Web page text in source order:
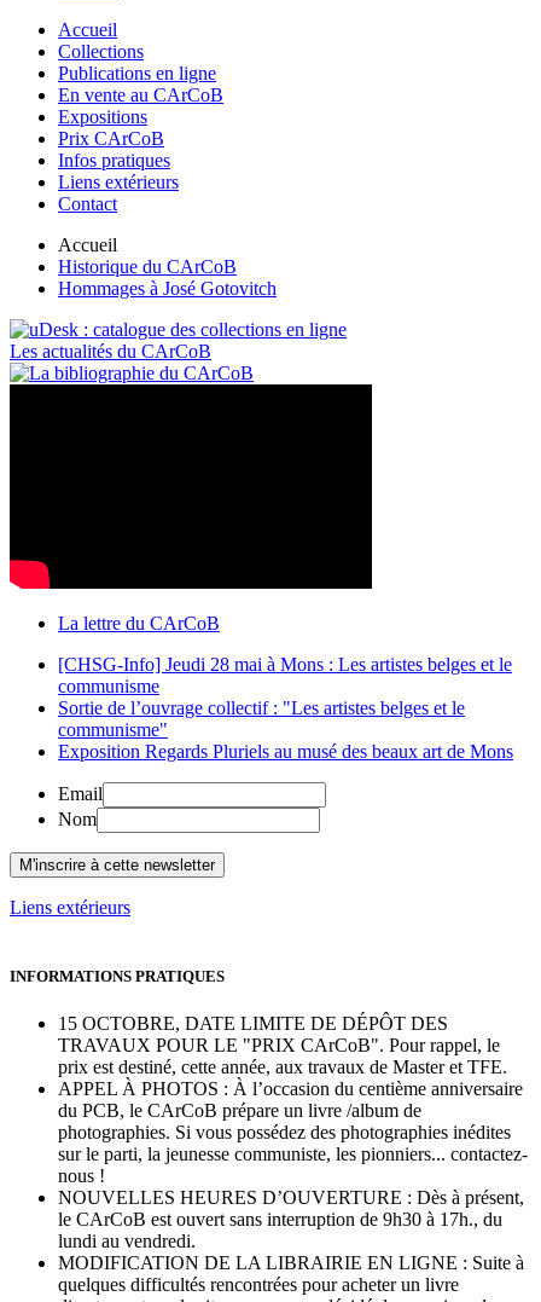
Accueil
Collections
Publications en ligne
En vente au CArCoB
Expositions
Prix CArCoB
Infos pratiques
Liens extérieurs
Contact
Accueil
Historique du CArCoB
Hommages à José Gotovitch
Les actualités du CArCoB
La lettre du CArCoB
[CHSG-Info] Jeudi 28 mai à Mons : Les artistes belges et le
communisme
Sortie de l’ouvrage collectif : "Les artistes belges et le
communisme"
Exposition Regards Pluriels au musé des beaux art de Mons
Email
Nom
Liens extérieurs
INFORMATIONS PRATIQUES
15 OCTOBRE, DATE LIMITE DE DÉPÔT DES
TRAVAUX POUR LE "PRIX CArCoB". Pour rappel, le
prix est destiné, cette année, aux travaux de Master et TFE.
APPEL À PHOTOS : À l’occasion du centième anniversaire
du PCB, le CArCoB prépare un livre /album de
photographies. Si vous possédez des photographies inédites
sur le parti, la jeunesse communiste, les pionniers... contactez-
nous !
NOUVELLES HEURES D’OUVERTURE : Dès à présent,
le CArCoB est ouvert sans interruption de 9h30 à 17h., du
lundi au vendredi.
MODIFICATION DE LA LIBRAIRIE EN LIGNE : Suite à
quelques difficultés rencontrées pour acheter un livre